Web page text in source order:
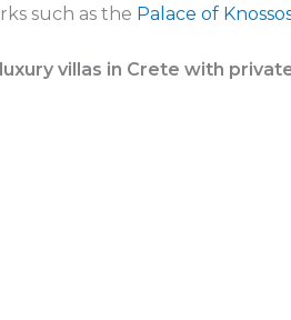
such as the Palace of
luxury villas in Crete with